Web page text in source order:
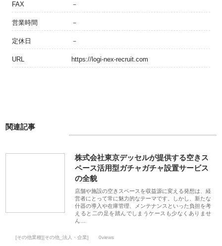
FAX －
営業時間 －
定休日 －
URL https://logi-nex-recruit.com
関連記事
株式会社東京デッセルが提供する空きス
ペース活用型ガチャガチャ設置サービス
の全貌
店舗や施設の空きスペースを収益源に変える発想は、経
営者にとって常に魅力的なテーマです。しかし、新たな
什器の導入や在庫管理、メンテナンスといった負担を考
えると二の足を踏んでしまうケースも少なくありませ
ん…
[その他業種][その他_法人・企業] 0views